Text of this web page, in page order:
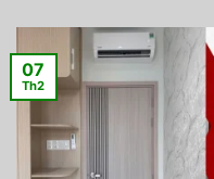
07
Th2